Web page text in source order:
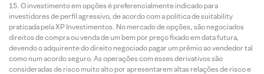
O investimento em opções é preferencialmente indicado para
investidores de perfil agressivo, de acordo com a política de suitability
praticada pela XP Investimentos. No mercado de opções, são negociados
direitos de compra ou venda de um bem por preço fixado em data futura,
devendo o adquirente do direito negociado pagar um prêmio ao vendedor tal
como num acordo seguro. As operações com esses derivativos são
consideradas de risco muito alto por apresentarem altas relações de risco e